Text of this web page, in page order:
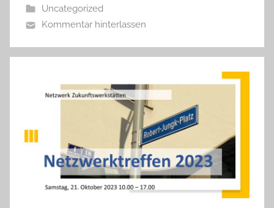
Uncategorized
Kommentar hinterlassen